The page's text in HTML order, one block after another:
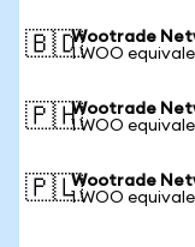
🇧🇩Wootrade
1 WOO
🇵🇭Wootrade
1 WOO
🇵🇱Wootrade
1 WOO